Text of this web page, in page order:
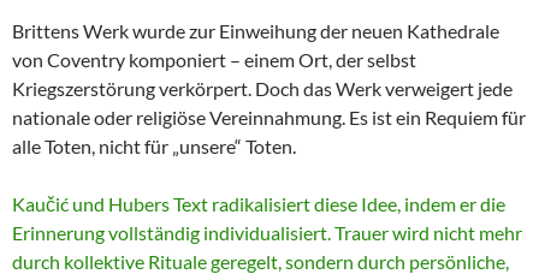
Brittens Werk wurde zur Einweihung der neuen Kathedrale
von Coventry komponiert – einem Ort, der selbst
Kriegszerstörung verkörpert. Doch das Werk verweigert jede
nationale oder religiöse Vereinnahmung. Es ist ein Requiem für
alle Toten, nicht für „unsere“ Toten.
Kaučić und Hubers Text radikalisiert diese Idee, indem er die
Erinnerung vollständig individualisiert. Trauer wird nicht mehr
durch kollektive Rituale geregelt, sondern durch persönliche,